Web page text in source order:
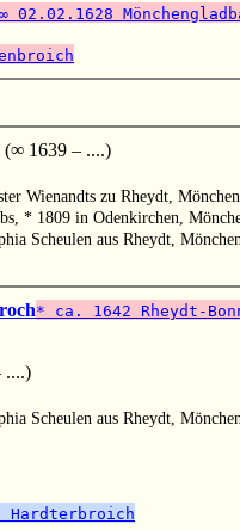
∞ 02.02.1628
(∞ 1639 – ....)
Wienandts zu Rheydt,
* 1809 in Odenkirchen,
Scheulen aus Rheydt,
* ca. 1642 Rheydt-
....)
Scheulen aus Rheydt,
Hardterbroich